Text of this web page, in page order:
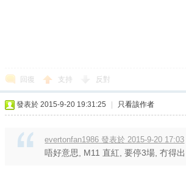
回復 支持 反對
發表於 2015-9-20 19:31:25 只看該作者
evertonfan1986 發表於 2015-9-20 17:03
唔好意思, M11 直紅, 要停3場, 冇得出